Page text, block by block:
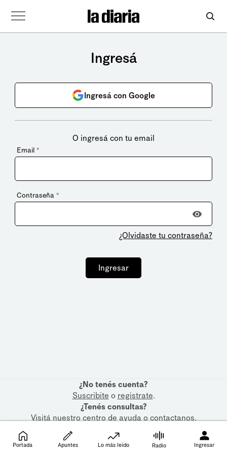
Ingresá
Ingresá con Google
O ingresá con tu email
Email *
Contraseña *
¿Olvidaste tu contraseña?
Ingresar
¿No tenés cuenta?
Suscribite o registrate.
¿Tenés consultas?
Visitá nuestrocentro de ayudaocontactanos.
Portada Apuntes Lo más leído Radio Ingresar